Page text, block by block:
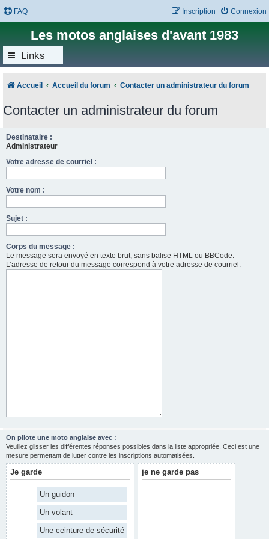
FAQ Connexion
Inscription
Les motos anglaises d'avant 1983
Links
Accueil Accueil du forum Contacter un administrateur du forum
Contacter un administrateur du forum
Destinataire :
Administrateur
Votre adresse de courriel :
Votre nom :
Sujet :
Corps du message :
Le message sera envoyé en texte brut, sans balise HTML ou BBCode.
L’adresse de retour du message correspond à votre adresse de courriel.
On pilote une moto anglaise avec :
Veuillez glisser les différentes réponses possibles dans la liste appropriée. Ceci est une
mesure permettant de lutter contre les inscriptions automatisées.
Je garde
Un guidon
Un volant
Une ceinture de sécurité
je ne garde pas